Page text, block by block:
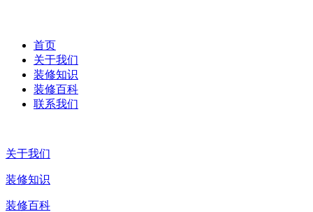
首页
关于我们
装修知识
装修百科
联系我们
关于我们
装修知识
装修百科